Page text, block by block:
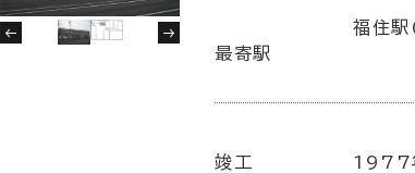
最寄駅
福住
竣工 1977